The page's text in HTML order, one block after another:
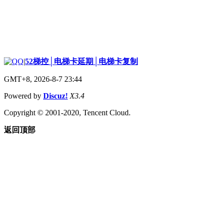
|52梯控│电梯卡延期│电梯卡复制
GMT+8, 2026-8-7 23:44
Powered by Discuz! X3.4
Copyright © 2001-2020, Tencent Cloud.
返回顶部